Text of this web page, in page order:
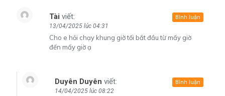
Tài viết:
13/04/2025 lúc 04:31
Cho e hỏi chạy khung giờ tối bắt đầu từ mấy giờ
đến mấy giờ ạ
Bình luận
Duyên Duyên viết:
14/04/2025 lúc 08:22
Bình luận